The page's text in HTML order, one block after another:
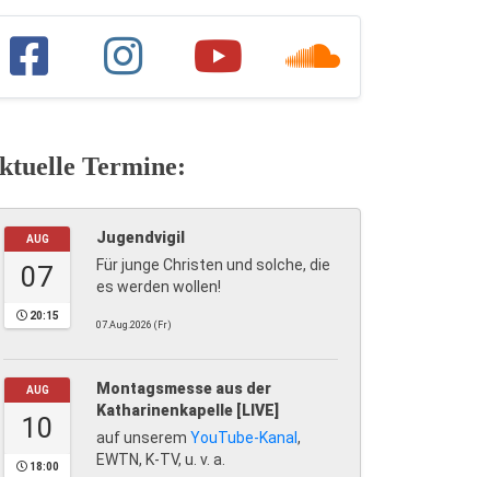
Termine:
AUG
07
20:15
Jugendvigil
Für junge Christen und solche, die
es werden wollen!
07.Aug.2026 (Fr)
AUG
10
18:00
Montagsmesse aus der
Katharinenkapelle [LIVE]
auf unserem YouTube-Kanal ,
EWTN, K-TV, u. v. a.